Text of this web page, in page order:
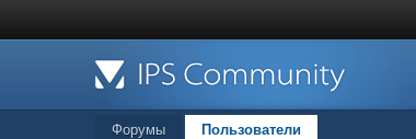
Форумы Пользователи